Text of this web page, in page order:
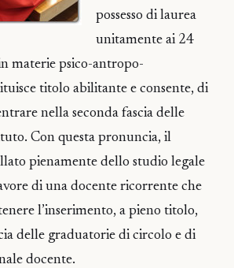
possesso di laurea
unitamente ai 24
materie psico-antropo-
titolo abilitante e consente, di
nella seconda fascia delle
Con questa pronuncia, il
pienamente dello studio legale
di una docente ricorrente che
l’inserimento, a pieno titolo,
delle graduatorie di circolo e di
docente.